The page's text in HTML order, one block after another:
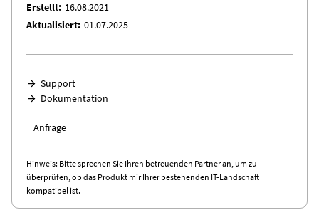
Erstellt 16.08.2021
Aktualisiert 01.07.2025
Support
Dokumentation
Anfrage
Hinweis: Bitte sprechen Sie Ihren betreuenden Partner an, um zu
überprüfen, ob das Produkt mir Ihrer bestehenden IT-Landschaft
kompatibel ist.